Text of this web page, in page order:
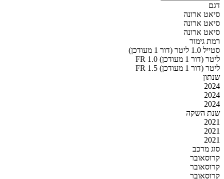
דגם
סיאט ארונה
סיאט ארונה
סיאט ארונה
רמת גימור
סטייל 1.0 ליטר (דור 1 מעודכן)
FR 1.0 ליטר (דור 1 מעודכן)
FR 1.5 ליטר (דור 1 מעודכן)
שנתון
2024
2024
2024
שנת השקה
2021
2021
2021
סוג מרכב
קרוסאובר
קרוסאובר
קרוסאובר